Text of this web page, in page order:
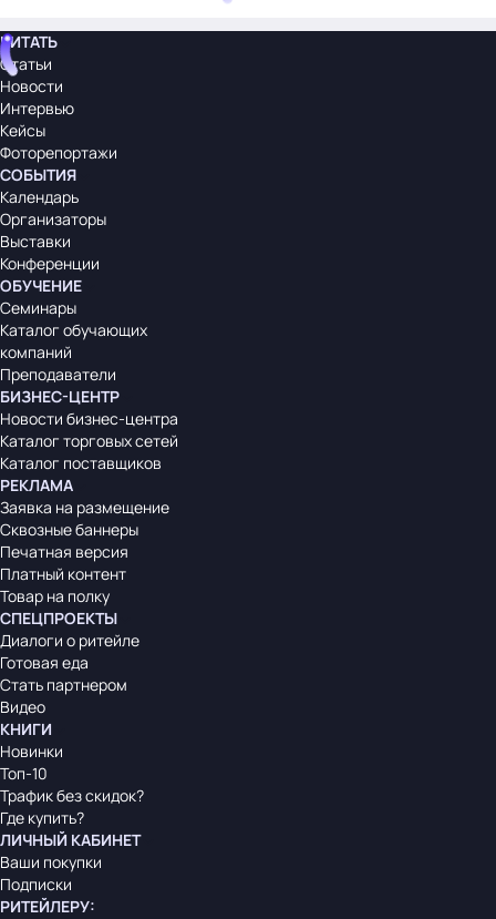
ЧИТАТЬ
Статьи
Новости
Интервью
Кейсы
Фоторепортажи
СОБЫТИЯ
Календарь
Организаторы
Выставки
Конференции
ОБУЧЕНИЕ
Семинары
Каталог обучающих
компаний
Преподаватели
БИЗНЕС-ЦЕНТР
Новости бизнес-центра
Каталог торговых сетей
Каталог поставщиков
РЕКЛАМА
Заявка на размещение
Сквозные баннеры
Печатная версия
Платный контент
Товар на полку
СПЕЦПРОЕКТЫ
Диалоги о ритейле
Готовая еда
Стать партнером
Видео
КНИГИ
Новинки
Топ-10
Трафик без скидок?
Где купить?
ЛИЧНЫЙ КАБИНЕТ
Ваши покупки
Подписки
РИТЕЙЛЕРУ: